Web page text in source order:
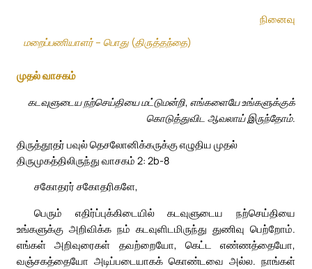
நினைவு
மறைப்பணியாளர் – பொது (திருத்தந்தை)
முதல் வாசகம்
கடவுளுடைய நற்செய்தியை மட்டுமன்றி, எங்களையே உங்களுக்குக்
கொடுத்துவிட ஆவலாய் இருந்தோம்.
திருத்தூதர் பவுல் தெசலோனிக்கருக்கு எழுதிய முதல்
திருமுகத்திலிருந்து வாசகம் 2: 2b-8
சகோதரர் சகோதரிகளே,
பெரும் எதிர்ப்புக்கிடையில் கடவுளுடைய நற்செய்தியை
உங்களுக்கு அறிவிக்க நம் கடவுளிடமிருந்து துணிவு பெற்றோம்.
எங்கள் அறிவுரைகள் தவற்றையோ, கெட்ட எண்ணத்தையோ,
வஞ்சகத்தையோ அடிப்படையாகக் கொண்டவை அல்ல. நாங்கள்